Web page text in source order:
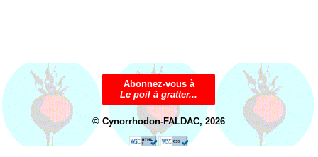
Abonnez-vous à
Le poil à gratter...
© Cynorrhodon-FALDAC, 2026